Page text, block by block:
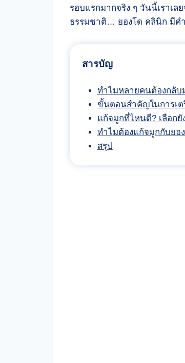
รอบแรกมากจริง ๆ วันนี้เราเ
ธรรมชาติ… ยองโด คลินิก มีค
สารบัญ
ทำไมหลายคนต้องกลับ
ขั้นตอนสำคัญในการเ
แก้จมูกที่ไหนดี? เลือกยั
ทำไมต้องแก้จมูกกับยอ
สรุป